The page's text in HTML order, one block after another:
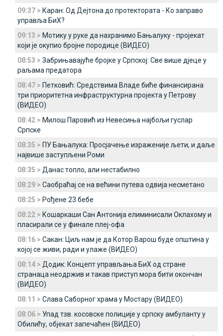
09:37 > Каран: Од Дејтона до протектората - Ко заправо
управља БиХ?
09:13 > Мотику у руке да нахранимо Бањалуку - пројекат
који је окупио бројне породице (ВИДЕО)
08:53 > Забрињавајуће бројке у Српској: Све више дјеце у
раљама предатора
08:47 > Петковић: Средствима Владе биће финансирана
три приоритетна инфраструктурна пројекта у Петрову
(ВИДЕО)
08:42 > Милош Паровић из Невесиња најбољи гуслар
Српске
08:35 > ПУ Бањалука: Просјачење израженије љети, и даље
највише заступљени Роми
08:35 > Данас топло, али нестабилно
08:29 > Саобраћај се на већини путева одвија несметано
08:25 > Рођене 23 бебе
08:22 > Кошаркаши Сан Антонија елиминисали Оклахому и
пласирали се у финале плеј-офа
08:16 > Сакан: Циљ нам је да Котор Варош буде општина у
којој се живи, ради и улаже (ВИДЕО)
08:14 > Додик: Концепт управљања БиХ од стране
странаца неодржив и такав приступ мора бити окончан
(ВИДЕО)
08:11 > Слава Саборног храма у Мостару (ВИДЕО)
08:06 > Упад тзв. косовске полиције у српску амбуланту у
Обилићу, објекат запечаћен (ВИДЕО)